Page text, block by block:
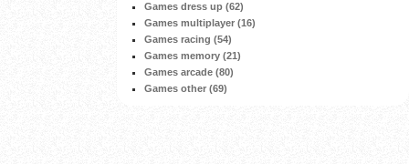
Games dress up (62)
Games multiplayer (16)
Games racing (54)
Games memory (21)
Games arcade (80)
Games other (69)